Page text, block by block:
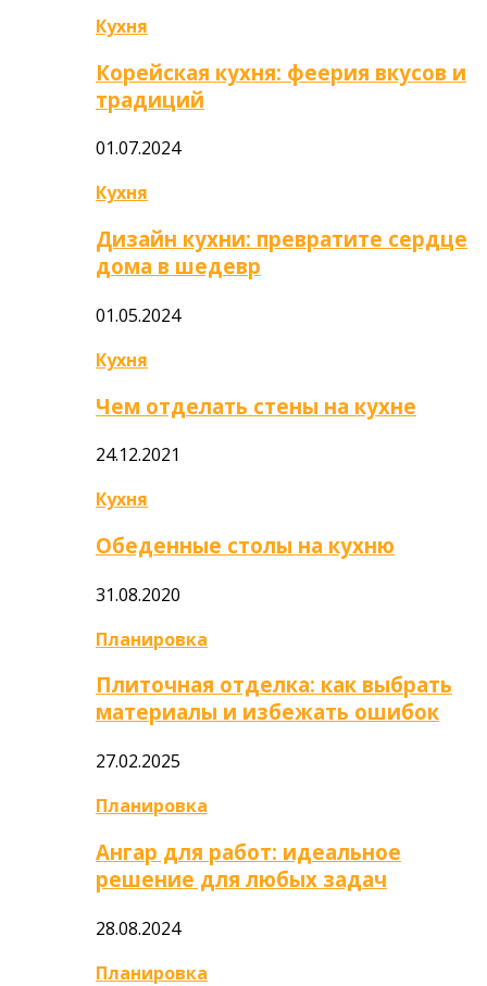
Кухня
Корейская кухня: феерия вкусов и
традиций
01.07.2024
Кухня
Дизайн кухни: превратите сердце
дома в шедевр
01.05.2024
Кухня
Чем отделать стены на кухне
24.12.2021
Кухня
Обеденные столы на кухню
31.08.2020
Планировка
Плиточная отделка: как выбрать
материалы и избежать ошибок
27.02.2025
Планировка
Ангар для работ: идеальное
решение для любых задач
28.08.2024
Планировка